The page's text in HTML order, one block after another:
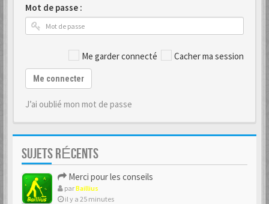
Mot de passe :
Me garder connecté Cacher ma session
Me connecter
J’ai oublié mon mot de passe
SUJETS RÉCENTS
Merci pour les conseils
parBaillius
il y a 25 minutes